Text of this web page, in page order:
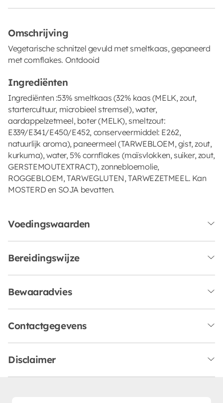
Omschrijving
Vegetarische schnitzel gevuld met smeltkaas, gepaneerd
met cornflakes. Ontdooid
Ingrediënten
Ingrediënten :53% smeltkaas (32% kaas (MELK, zout,
startercultuur, microbieel stremsel), water,
aardappelzetmeel, boter (MELK), smeltzout:
E339/E341/E450/E452, conserveermiddel: E262,
natuurlijk aroma), paneermeel (TARWEBLOEM, gist, zout,
kurkuma), water, 5% cornflakes (maïsvlokken, suiker, zout,
GERSTEMOUTEXTRACT), zonnebloemolie,
ROGGEBLOEM, TARWEGLUTEN, TARWEZETMEEL. Kan
MOSTERD en SOJA bevatten.
Voedingswaarden
Bereidingswijze
Bewaaradvies
Contactgegevens
Disclaimer